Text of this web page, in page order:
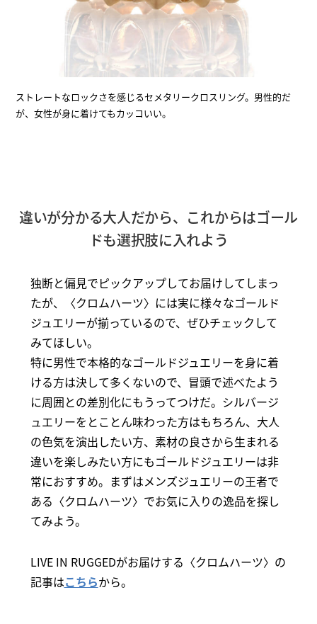
ストレートなロックさを感じるセメタリークロスリング。男性的だ
が、女性が身に着けてもカッコいい。
違いが分かる大人だから、これからはゴール
ドも選択肢に入れよう
独断と偏見でピックアップしてお届けしてしまっ
たが、〈クロムハーツ〉には実に様々なゴールド
ジュエリーが揃っているので、ぜひチェックして
みてほしい。
特に男性で本格的なゴールドジュエリーを身に着
ける方は決して多くないので、冒頭で述べたよう
に周囲との差別化にもうってつけだ。シルバージ
ュエリーをとことん味わった方はもちろん、大人
の色気を演出したい方、素材の良さから生まれる
違いを楽しみたい方にもゴールドジュエリーは非
常におすすめ。まずはメンズジュエリーの王者で
ある〈クロムハーツ〉でお気に入りの逸品を探し
てみよう。
LIVE IN RUGGEDがお届けする〈クロムハーツ〉の
記事はこちらから。